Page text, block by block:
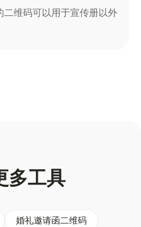
二维码可以用于宣传册以外
多工具
婚礼邀请函二维码